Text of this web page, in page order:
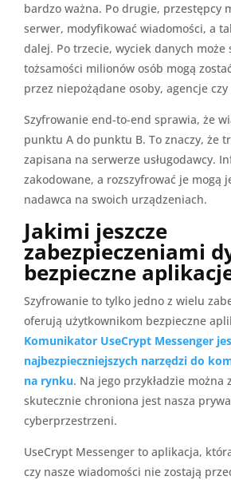
bardzo ważna. Po drugie, przestępcy
serwer, modyfikować wiadomości, a
dalej. Po trzecie, wyciek danych może
tożsamości milionów osób mogą
przez niepożądane osoby, agencje
Szyfrowanie end-to-end sprawia, że
punktu A do punktu B. To znaczy, że
zapisana na serwerze usługodawcy.
zakodowane, a rozszyfrować je mogą
nadawca na swoich urządzeniach.
Jakimi jeszcze
zabezpieczeniami
bezpieczne
Szyfrowanie to tylko jedno z wielu
oferują użytkownikom bezpieczne
Komunikator UseCrypt Messenger
najbezpieczniejszych narzędzi do
na rynku. Na jego przykładzie można
skutecznie chroniona jest nasza
cyberprzestrzeni.
UseCrypt Messenger to aplikacja,
czy nasze wiadomości nie zostają